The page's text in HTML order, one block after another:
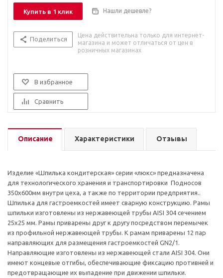
Купить в 1 клик Нашли дешевле?
Поделиться
Цена действительна только для интернет-
магазина и может отличаться от цен в
розничных магазинах
В избранное
Сравнить
Описание Характеристики Отзывы
Изделие «Шпилька кондитерская» серии «люкс» предназначена
для технологического хранения и транспортировки Подносов
350х600мм внутри цеха, а также по территории предприятия..
Шпилька для гастроемкостей имеет сварную конструкцию. Рамы
шпильки изготовлены из нержавеющей трубы AISI 304 сечением
25х25 мм. Рамы приварены друг к другу посредством перемычек
из профильной нержавеющей трубы. К рамам приварены 12 пар
направляющих для размещения гастроемкостей GN2/1.
Направляющие изготовлены из нержавеющей стали AISI 304. Они
имеют концевые отгибы, обеспечивающие фиксацию противней и
предотвращающие их выпадение при движении шпильки.